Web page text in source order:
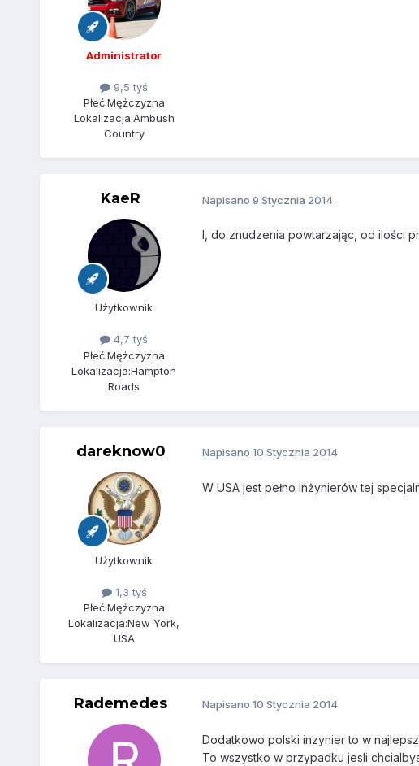
Administrator
9,5 tyś
Płeć:Mężczyzna
Lokalizacja:Ambush
Country
KaeR
Użytkownik
4,7 tyś
Płeć:Mężczyzna
Lokalizacja:Hampton
Roads
Napisano 9 Stycznia 2014
I, do znudzenia powtarzając, od ilości
dareknow0
Użytkownik
1,3 tyś
Płeć:Mężczyzna
Lokalizacja:New York,
USA
Napisano 10 Stycznia 2014
W USA jest pełno inżynierów tej
Rademedes Napisano 10 Stycznia 2014
Dodatkowo polski inzynier to w
To wszystko w przypadku jesli